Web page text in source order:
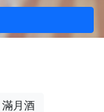
滿月酒